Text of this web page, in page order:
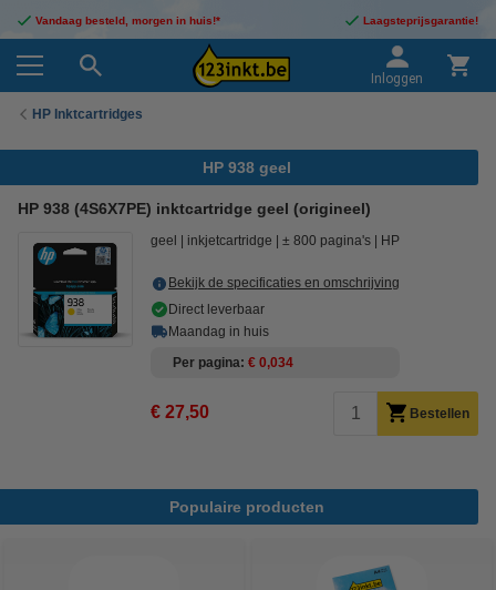
Vandaag besteld, morgen in huis!* Laagsteprijsgarantie!
Inloggen
HP Inktcartridges
HP 938 geel
HP 938 (4S6X7PE) inktcartridge geel (origineel)
geel inkjetcartridge ± 800 pagina's HP
Bekijk de specificaties en omschrijving
Direct leverbaar
Maandag in huis
Per pagina € 0,034
€ 27,50 Bestellen
Populaire producten